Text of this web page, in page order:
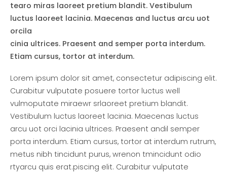
tearo miras laoreet pretium blandit. Vestibulum
luctus laoreet lacinia. Maecenas and luctus arcu uot
orcila
cinia ultrices. Praesent and semper porta interdum.
Etiam cursus, tortor at interdum.
Lorem ipsum dolor sit amet, consectetur adipiscing elit.
Curabitur vulputate posuere tortor luctus well
vulmoputate miraewr srlaoreet pretium blandit.
Vestibulum luctus laoreet lacinia. Maecenas luctus
arcu uot orci lacinia ultrices. Praesent andil semper
porta interdum. Etiam cursus, tortor at interdum rutrum,
metus nibh tincidunt purus, wrenon tmincidunt odio
rtyarcu quis erat.piscing elit. Curabitur vulputate